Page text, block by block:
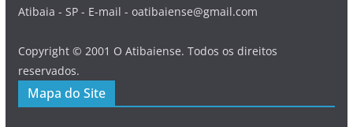
Atibaia - SP - E-mail - oatibaiense@gmail.com
Copyright © 2001 O Atibaiense. Todos os direitos
reservados.
Mapa do Site